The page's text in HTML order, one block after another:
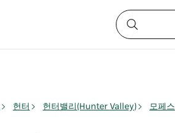
헌터 헌터밸리(Hunter Valley) 모페스